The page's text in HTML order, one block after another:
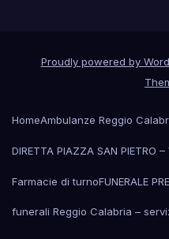
Proudly powered by
HomeAmbulanze Reggio
DIRETTA PIAZZA SAN PIETRO
Farmacie di turnoFUNERALE
funerali Reggio Calabria –